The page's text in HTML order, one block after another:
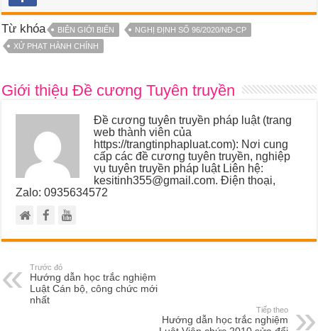
Từ khóa BIÊN GIỚI BIỂN
NGHỊ ĐỊNH SỐ 96/2020/NĐ-CP
XỬ PHẠT HÀNH CHÍNH
Giới thiệu Đề cương Tuyên truyền
Đề cương tuyên truyền pháp luật (trang
web thành viên của
https://trangtinphapluat.com): Nơi cung
cấp các đề cương tuyên truyền, nghiệp
vụ tuyên truyền pháp luật Liên hệ:
kesitinh355@gmail.com. Điện thoại,
Zalo: 0935634572
Trước đó
Hướng dẫn học trắc nghiệm
Luật Cán bộ, công chức mới
nhất
Tiếp theo
Hướng dẫn học trắc nghiệm